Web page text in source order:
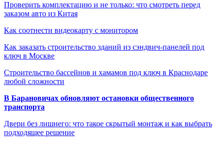
Проверить комплектацию и не только: что смотреть перед
заказом авто из Китая
Как соотнести видеокарту с монитором
Как заказать строительство зданий из сэндвич-панелей под
ключ в Москве
Строительство бассейнов и хамамов под ключ в Краснодаре
любой сложности
В Барановичах обновляют остановки общественного
транспорта
Двери без лишнего: что такое скрытый монтаж и как выбрать
подходящее решение